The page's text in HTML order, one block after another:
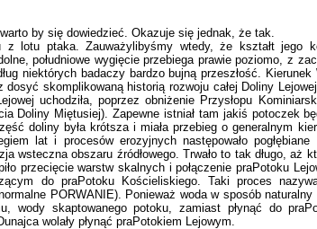
by się dowiedzieć. Okazuje się jednak, że tak.
z lotu ptaka. Zauważylibyśmy wtedy, że kształt jego
południowe wygięcie przebiega prawie poziomo, z
niektórych badaczy bardzo bujną przeszłość. Kierunek
skomplikowaną historią rozwoju całej Doliny
uchodziła, poprzez obniżenie Przysłopu
Doliny Miętusiej). Zapewne istniał tam jakiś potoczek
doliny była krótsza i miała przebieg o generalnym
lat i procesów erozyjnych następowało pogłębiane
wsteczna obszaru źródłowego. Trwało to tak długo, aż
przecięcie warstw skalnych i połączenie praPotoku
do praPotoku Kościeliskiego. Taki proces
PORWANIE). Ponieważ woda w sposób naturalny
wody skaptowanego potoku, zamiast płynąć do
wolały płynąć praPotokiem Lejowym.